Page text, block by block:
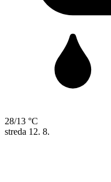
28/13 °C
streda 12. 8.